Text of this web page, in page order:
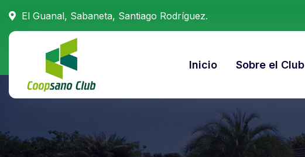
El Guanal, Sabaneta, Santiago Rodríguez.
Inicio Sobre el Club